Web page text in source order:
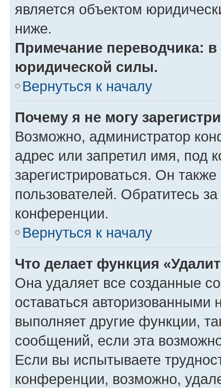
является объектом
ниже.
Примечание переводчика:
юридической силы.
Вернуться к началу
Почему я не могу
Возможно, администратор
адрес или запретил имя, под
зарегистрироваться. Он
пользователей. Обратитесь
конференции.
Вернуться к началу
Что делает функция
Она удаляет все созданные
оставаться авторизованными
выполняет другие функции,
сообщений, если эта
Если вы испытываете
конференции, возможно,